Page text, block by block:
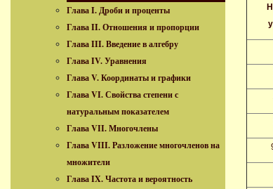
Глава I. Дроби и проценты
Глава II. Отношения и пропорции
Глава III. Введение в алгебру
Глава IV. Уравнения
Глава V. Координаты и графики
Глава VI. Свойства степени с
натуральным показателем
Глава VII. Многочлены
Глава VIII. Разложение многочленов на
множители
Глава IX. Частота и вероятность